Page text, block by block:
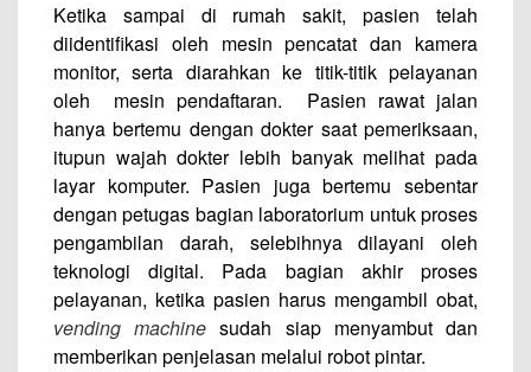
Ketika sampai di rumah sakit, pasien telah
diidentifikasi oleh mesin pencatat dan kamera
monitor, serta diarahkan ke titik-titik pelayanan
oleh mesin pendaftaran. Pasien rawat jalan
hanya bertemu dengan dokter saat pemeriksaan,
itupun wajah dokter lebih banyak melihat pada
layar komputer. Pasien juga bertemu sebentar
dengan petugas bagian laboratorium untuk proses
pengambilan darah, selebihnya dilayani oleh
teknologi digital. Pada bagian akhir proses
pelayanan, ketika pasien harus mengambil obat,
vending machine sudah siap menyambut dan
memberikan penjelasan melalui robot pintar.